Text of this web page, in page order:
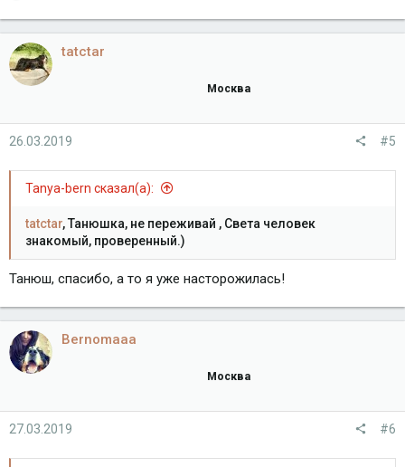
а
к
ц
и
tatctar
Москва
26.03.2019 #5
Tanya-bern сказал(а):
tatctar, Танюшка, не переживай , Света человек
знакомый, проверенный.)
Танюш, спасибо, а то я уже насторожилась!
Bernomaaa
Москва
27.03.2019 #6